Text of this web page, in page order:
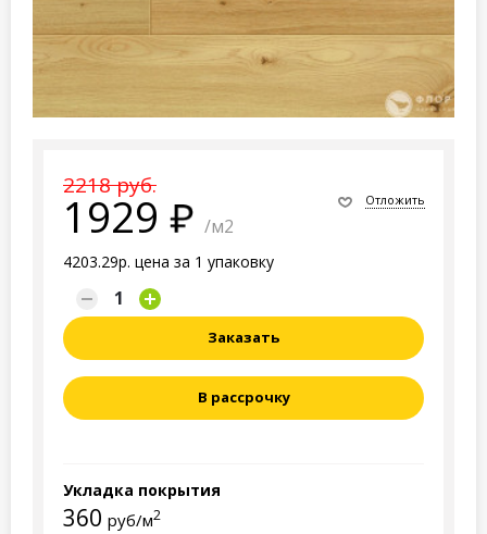
2218 руб.
1929 /м2
4203.29р. цена за 1 упаковку
Отложить
Заказать
В рассрочку
Укладка покрытия
360 руб/м2